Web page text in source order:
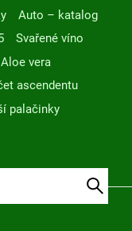
Auto – katalog
Svařené víno
Aloe vera
ascendentu
palačinky